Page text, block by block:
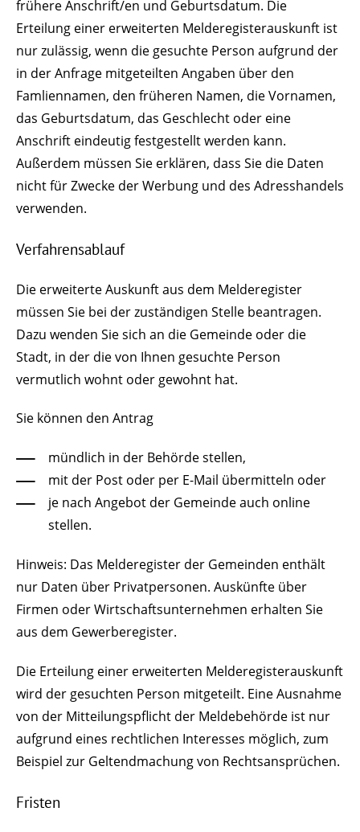
frühere Anschrift/en und Geburtsdatum. Die
Erteilung einer erweiterten Melderegisterauskunft ist
nur zulässig, wenn die gesuchte Person aufgrund der
in der Anfrage mitgeteilten Angaben über den
Famliennamen, den früheren Namen, die Vornamen,
das Geburtsdatum, das Geschlecht oder eine
Anschrift eindeutig festgestellt werden kann.
Außerdem müssen Sie erklären, dass Sie die Daten
nicht für Zwecke der Werbung und des Adresshandels
verwenden.
Verfahrensablauf
Die erweiterte Auskunft aus dem Melderegister
müssen Sie bei der zuständigen Stelle beantragen.
Dazu wenden Sie sich an die Gemeinde oder die
Stadt, in der die von Ihnen gesuchte Person
vermutlich wohnt oder gewohnt hat.
Sie können den Antrag
mündlich in der Behörde stellen,
mit der Post oder per E-Mail übermitteln oder
je nach Angebot der Gemeinde auch online
stellen.
Hinweis: Das Melderegister der Gemeinden enthält
nur Daten über Privatpersonen. Auskünfte über
Firmen oder Wirtschaftsunternehmen erhalten Sie
aus dem Gewerberegister.
Die Erteilung einer erweiterten Melderegisterauskunft
wird der gesuchten Person mitgeteilt. Eine Ausnahme
von der Mitteilungspflicht der Meldebehörde ist nur
aufgrund eines rechtlichen Interesses möglich, zum
Beispiel zur Geltendmachung von Rechtsansprüchen.
Fristen